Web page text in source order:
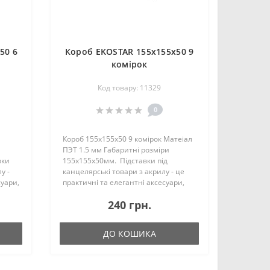
6
-
Короб EKOSTAR 155х155х50 9
комірок
Код товару: 11329
0
Короб 155х155х50 9 комірок Матеіал
ПЭТ 1.5 мм Габаритні розміри
155х155х50мм. Підставки під
канцелярські товари з акрилу - це
практичні та елегантні аксесуари,
акуратне та зручне зберігання
вашого канцелярського ..
240 грн.
ДО КОШИКА